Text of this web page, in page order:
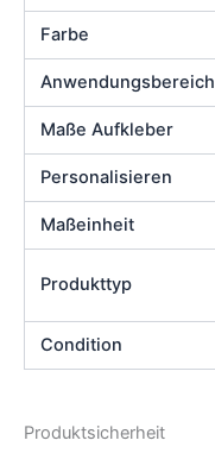
Farbe
Anwendungsbereich
Maße Aufkleber
Personalisieren
Maßeinheit
Produkttyp
Condition
Produktsicherheit